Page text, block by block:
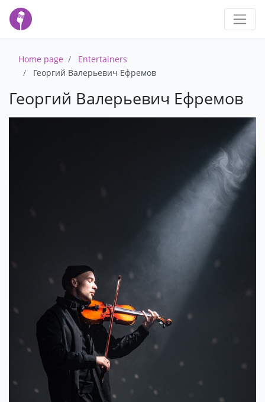
Home page
Entertainers
Георгий Валерьевич Ефремов
Георгий Валерьевич Ефремов